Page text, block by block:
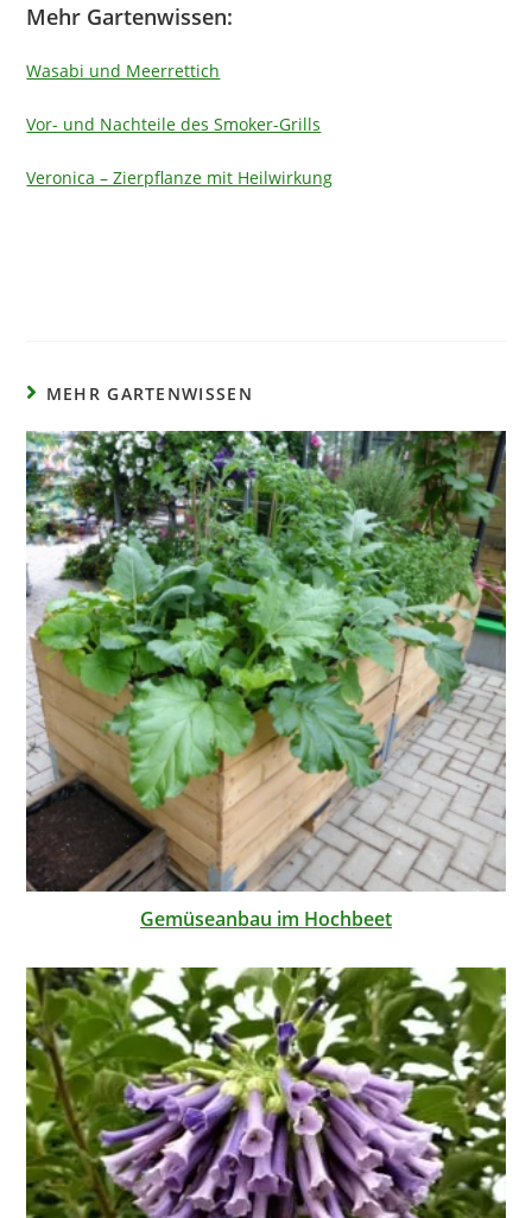
Mehr Gartenwissen:
Wasabi und Meerrettich
Vor- und Nachteile des Smoker-Grills
Veronica – Zierpflanze mit Heilwirkung
MEHR GARTENWISSEN
Gemüseanbau im Hochbeet